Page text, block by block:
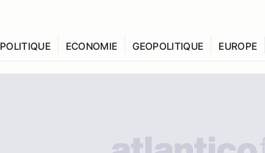
POLITIQUE ECONOMIE GEOPOLITIQUE EUROPE